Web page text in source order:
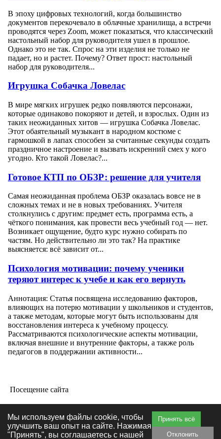
В эпоху цифровых технологий, когда большинство
документов перекочевало в облачные хранилища, а встречи
проводятся через Zoom, может показаться, что классический
настольный набор для руководителя ушел в прошлое.
Однако это не так. Спрос на эти изделия не только не
падает, но и растет. Почему? Ответ прост: настольный
набор для руководителя...
Игрушка Собачка Ловелас
В мире мягких игрушек редко появляются персонажи,
которые одинаково покоряют и детей, и взрослых. Один из
таких неожиданных хитов — игрушка Собачка Ловелас.
Этот обаятельный музыкант в народном костюме с
гармошкой в лапах способен за считанные секунды создать
праздничное настроение и вызвать искренний смех у кого
угодно. Кто такой Ловелас?...
Готовое КТП по ОБЗР: решение для учителя
Самая неожиданная проблема ОБЗР оказалась вовсе не в
сложных темах и не в новых требованиях. Учителя
столкнулись с другим: предмет есть, программа есть, а
чёткого понимания, как провести весь учебный год — нет.
Возникает ощущение, будто курс нужно собирать по
частям. Но действительно ли это так? На практике
выясняется: всё зависит от...
Психология мотивации: почему ученики
теряют интерес к учебе и как его вернуть
Аннотация: Статья посвящена исследованию факторов,
влияющих на потерю мотивации у школьников и студентов,
а также методам, которые могут быть использованы для
восстановления интереса к учебному процессу.
Рассматриваются психологические аспекты мотивации,
включая внешние и внутренние факторы, а также роль
педагогов в поддержании активности...
Посещение сайта
Мы используем файлы cookie, чтобы
улучшить ваш опыт на сайте. Нажимая
"Принять", вы соглашаетесь с нашей
Принять всё
Отклонить